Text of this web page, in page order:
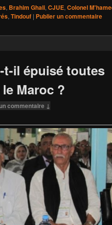
, Brahim Ghali, CJUE, Colonel
, Tindouf | Publier un commentaire
t-il épuisé toutes
Maroc ?
commentaire ↓